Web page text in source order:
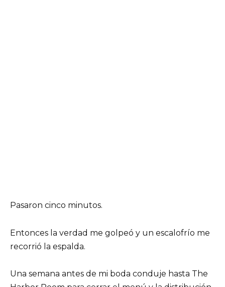
Pasaron cinco minutos.
Entonces la verdad me golpeó y un escalofrío me
recorrió la espalda.
Una semana antes de mi boda conduje hasta The